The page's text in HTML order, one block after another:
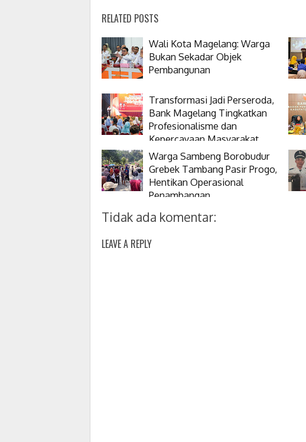
RELATED POSTS
Wali Kota Magelang: Warga
Bukan Sekadar Objek
Pembangunan
Transformasi Jadi Perseroda,
Bank Magelang Tingkatkan
Profesionalisme dan
Kepercayaan Masyarakat
Warga Sambeng Borobudur
Grebek Tambang Pasir Progo,
Hentikan Operasional
Penambangan
Tidak ada komentar:
LEAVE A REPLY